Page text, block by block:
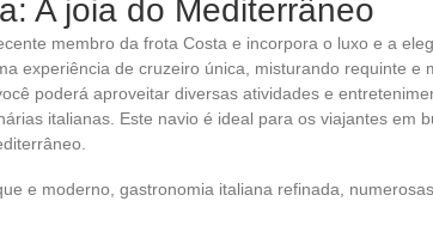
A joia do Mediterrâneo
membro da frota Costa e incorpora o luxo e a
experiência de cruzeiro única, misturando requinte e
poderá aproveitar diversas atividades e
italianas. Este navio é ideal para os viajantes em
e moderno, gastronomia italiana refinada,